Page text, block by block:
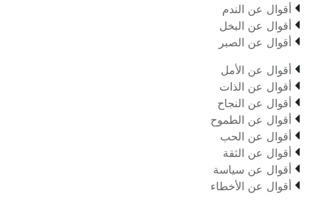
 أقوال عن الندم
 أقوال عن البخل
 أقوال عن الصبر
 أقوال عن الأمل
 أقوال عن الذات
 أقوال عن النجاح
 أقوال عن الطموح
 أقوال عن الحب
 أقوال عن الثقة
 أقوال عن سياسة
 أقوال عن الأخطاء